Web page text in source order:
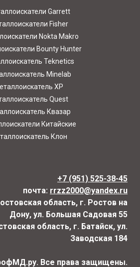
Garrett
Fisher
Nokta Makro
Bounty Hunter
Teknetics
Minelab
XP
Quest
Квазар
Китайские
Клон
+7 (951) 525-38-45
почта: rrzz2000@yandex.ru
область, г. Ростов на
Дону, ул. Большая Садовая 55
область, г. Батайск, ул.
Заводская 184
Все права защищены.